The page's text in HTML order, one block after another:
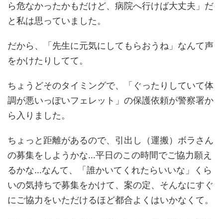
ら危なかったかもだけど、病院へ行けば大丈夫」だ
と私は思っていました。
だから、「先生に元気にしてもらおうね」なんて声
をかけたりしてて。
ちょうどそのタイミングで、「ぐったりしていて体
調が悪いっぽいフェレット」の保護依頼が警察署か
ら入りました。
ちょっと距離があるので、引出し（運搬）ボラさん
の募集をしようかな…平日のこの時間でご協力願え
るかな…なんて、「誰かいてくれたらいいな」くら
いの気持ちで募集をかけて、案の定、そんなにすぐ
にご協力をいただけるほど都合よくはいかなくて。